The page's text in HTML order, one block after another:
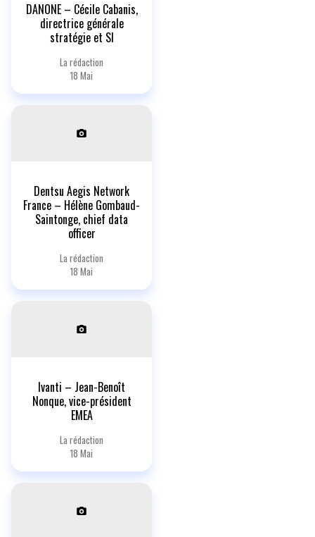
DANONE – Cécile Cabanis,
directrice générale
stratégie et SI
La rédaction
18 Mai
Dentsu Aegis Network
France – Hélène Gombaud-
Saintonge, chief data
officer
La rédaction
18 Mai
Ivanti – Jean-Benoît
Nonque, vice-président
EMEA
La rédaction
18 Mai